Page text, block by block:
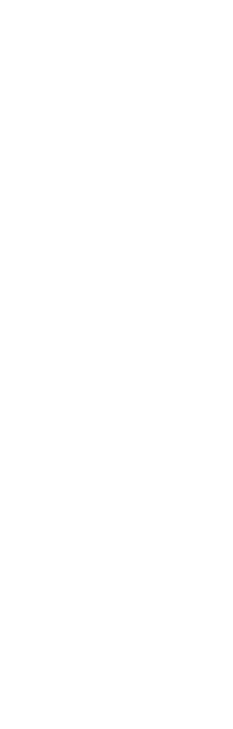
す
送してい